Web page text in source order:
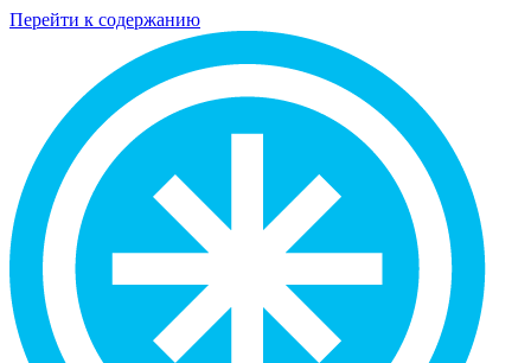
Перейти к содержанию